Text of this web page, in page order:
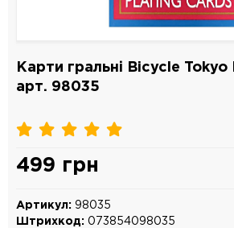
Карти гральні Bicycle Tokyo
арт. 98035
499 грн
Артикул: 98035
Штрихкод: 073854098035